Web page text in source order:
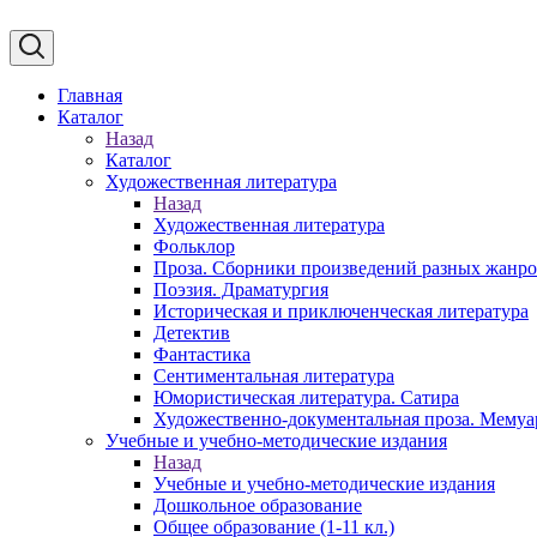
Главная
Каталог
Назад
Каталог
Художественная литература
Назад
Художественная литература
Фольклор
Проза. Сборники произведений разных
Поэзия. Драматургия
Историческая и приключенческая литература
Детектив
Фантастика
Сентиментальная литература
Юмористическая литература. Сатира
Художественно-документальная проза.
Учебные и учебно-методические издания
Назад
Учебные и учебно-методические издания
Дошкольное образование
Общее образование (1-11 кл.)